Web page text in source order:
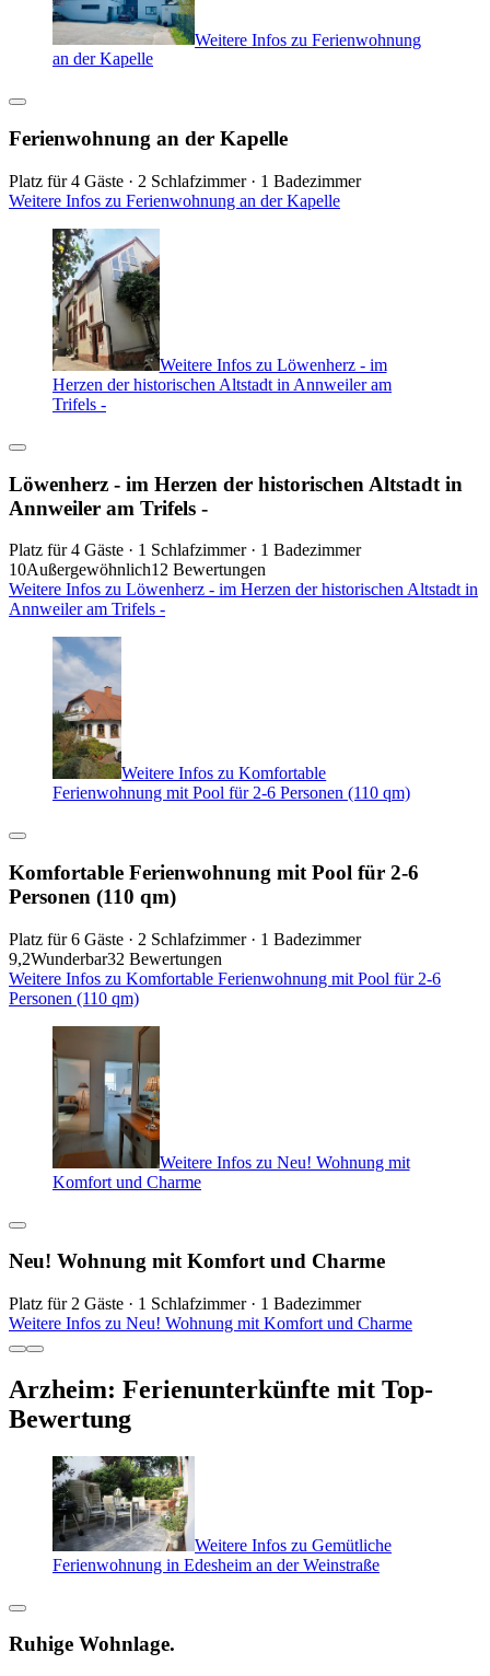
Weitere Infos zu Ferienwohnung
an der Kapelle
Ferienwohnung an der Kapelle
Platz für 4 Gäste · 2 Schlafzimmer · 1 Badezimmer
Weitere Infos zu Ferienwohnung an der Kapelle
Weitere Infos zu Löwenherz - im
Herzen der historischen Altstadt in Annweiler am
Trifels -
Löwenherz - im Herzen der historischen Altstadt in
Annweiler am Trifels -
Platz für 4 Gäste · 1 Schlafzimmer · 1 Badezimmer
10Außergewöhnlich12 Bewertungen
Weitere Infos zu Löwenherz - im Herzen der historischen Altstadt in
Annweiler am Trifels -
Weitere Infos zu Komfortable
Ferienwohnung mit Pool für 2-6 Personen (110 qm)
Komfortable Ferienwohnung mit Pool für 2-6
Personen (110 qm)
Platz für 6 Gäste · 2 Schlafzimmer · 1 Badezimmer
9,2Wunderbar32 Bewertungen
Weitere Infos zu Komfortable Ferienwohnung mit Pool für 2-6
Personen (110 qm)
Weitere Infos zu Neu! Wohnung mit
Komfort und Charme
Neu! Wohnung mit Komfort und Charme
Platz für 2 Gäste · 1 Schlafzimmer · 1 Badezimmer
Weitere Infos zu Neu! Wohnung mit Komfort und Charme
Arzheim: Ferienunterkünfte mit Top-
Bewertung
Weitere Infos zu Gemütliche
Ferienwohnung in Edesheim an der Weinstraße
Ruhige Wohnlage.